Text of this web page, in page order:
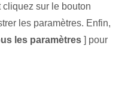
sur le bouton
les paramètres. Enfin,
les paramètres ] pour